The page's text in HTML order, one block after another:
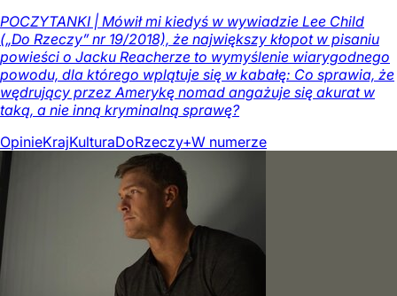
POCZYTANKI | Mówił mi kiedyś w wywiadzie Lee Child
(„Do Rzeczy” nr 19/2018), że największy kłopot w pisaniu
powieści o Jacku Reacherze to wymyślenie wiarygodnego
powodu, dla którego wplątuje się w kabałę: Co sprawia, że
wędrujący przez Amerykę nomad angażuje się akurat w
taką, a nie inną kryminalną sprawę?
OpinieKrajKulturaDoRzeczy+W numerze